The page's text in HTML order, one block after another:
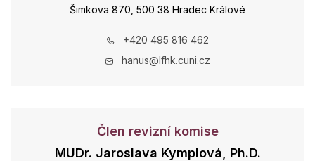
Šimkova 870, 500 38 Hradec Králové
+420 495 816 462
hanus@lfhk.cuni.cz
Člen revizní komise
MUDr. Jaroslava Kymplová, Ph.D.